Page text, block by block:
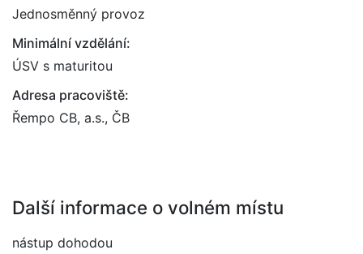
Jednosměnný provoz
Minimální vzdělání:
ÚSV s maturitou
Adresa pracoviště:
Řempo CB, a.s., ČB
Další informace o volném místu
nástup dohodou